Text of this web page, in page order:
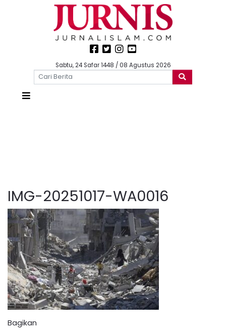
Sabtu, 24 Safar 1448 / 08 Agustus 2026
IMG-20251017-WA0016
Bagikan